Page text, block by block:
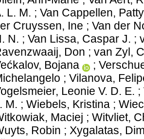
L. M. ; Van Cappellen, Patty
Cruyssen, Ine ; Van der
N. ; Van Lissa, Caspar J. ;
Don ; van Zyl,
Bojana
;
; Vilanova,
Leonie V. D. E. ;
M. ; Wiebels, Kristina ;
Maciej ; Witvliet,
Robin ; Xygalatas,